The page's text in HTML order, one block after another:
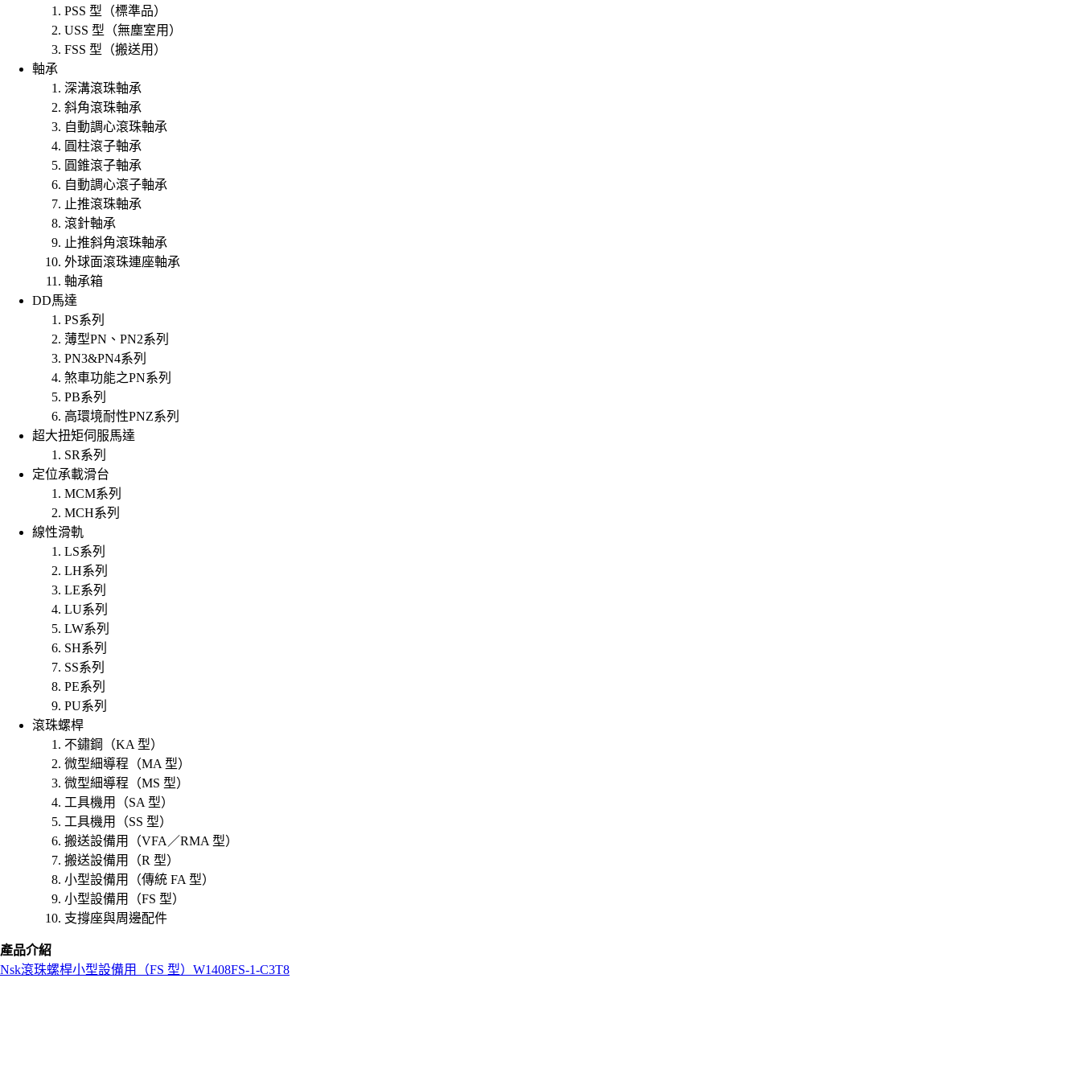
PSS 型（標準品）
USS 型（無塵室用）
FSS 型（搬送用）
軸承
深溝滾珠軸承
斜角滾珠軸承
自動調心滾珠軸承
圓柱滾子軸承
圓錐滾子軸承
自動調心滾子軸承
止推滾珠軸承
滾針軸承
止推斜角滾珠軸承
外球面滾珠連座軸承
軸承箱
DD馬達
PS系列
薄型PN、PN2系列
PN3&PN4系列
煞車功能之PN系列
PB系列
高環境耐性PNZ系列
超大扭矩伺服馬達
SR系列
定位承載滑台
MCM系列
MCH系列
線性滑軌
LS系列
LH系列
LE系列
LU系列
LW系列
SH系列
SS系列
PE系列
PU系列
滾珠螺桿
不鏽鋼（KA 型）
微型細導程（MA 型）
微型細導程（MS 型）
工具機用（SA 型）
工具機用（SS 型）
搬送設備用（VFA／RMA 型）
搬送設備用（R 型）
小型設備用（傳統 FA 型）
小型設備用（FS 型）
支撐座與周邊配件
產品介紹
Nsk滾珠螺桿小型設備用（FS 型） W1408FS-1-C3T8